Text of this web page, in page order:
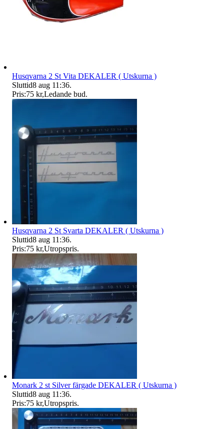
Husqvarna 2 St Vita DEKALER ( Utskurna )
Sluttid8 aug 11:36.
Pris:75 kr,Ledande bud.
Husqvarna 2 St Svarta DEKALER ( Utskurna )
Sluttid8 aug 11:36.
Pris:75 kr,Utropspris.
Monark 2 st Silver färgade DEKALER ( Utskurna )
Sluttid8 aug 11:36.
Pris:75 kr,Utropspris.